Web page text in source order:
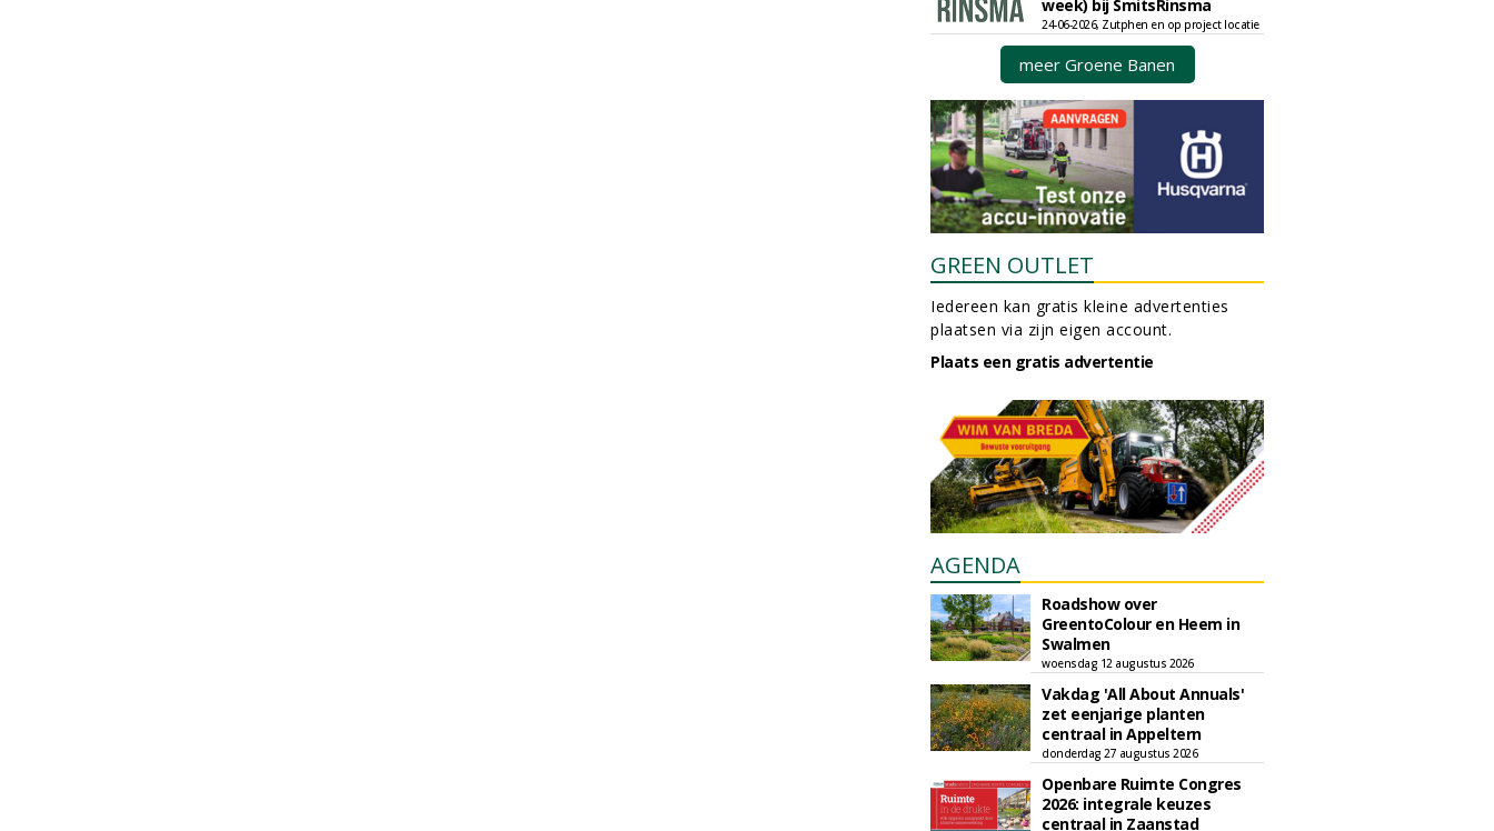
week) bij SmitsRinsma
24-06-2026, Zutphen en op project locatie
meer Groene Banen
GREEN OUTLET
Iedereen kan gratis kleine advertenties
plaatsen via zijn eigen account.
Plaats een gratis advertentie
AGENDA
Roadshow over
GreentoColour en Heem in
Swalmen
woensdag 12 augustus 2026
Vakdag 'All About Annuals'
zet eenjarige planten
centraal in Appeltern
donderdag 27 augustus 2026
Openbare Ruimte Congres
2026: integrale keuzes
centraal in Zaanstad